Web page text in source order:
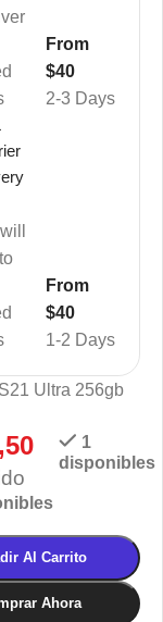
2-3 Days
From
$40
1-2 Days
From
$40
Ultra 256gb
1
disponibles
Al Carrito
Ahora